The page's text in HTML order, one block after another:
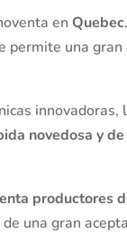
en Quebec
permite una
novedosa y
productores
una gran